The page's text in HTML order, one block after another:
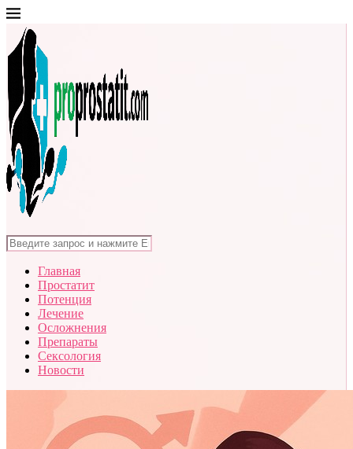
Главная
Простатит
Потенция
Лечение
Осложнения
Препараты
Сексология
Новости